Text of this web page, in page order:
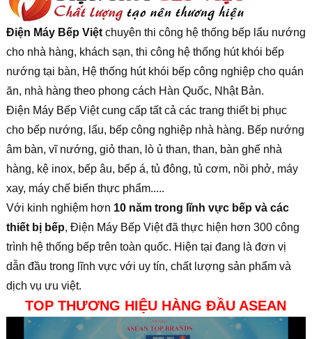
Điện Máy Bếp Việtchuyên thi công hệ thống bếp lẩu nướng
cho nhà hàng, khách sạn, thi công hệ thống hút khói bếp
nướng tại bàn, Hệ thống hút khói bếp công nghiệp cho quán
ăn, nhà hàng theo phong cách Hàn Quốc, Nhật Bản.
Điện Máy Bếp Việt cung cấp tất cả các trang thiết bị phục
cho bếp nướng, lẩu, bếp công nghiệp nhà hàng. Bếp nướng
âm bàn, vĩ nướng, giỏ than, lò ủ than, than, bàn ghế nhà
hàng, kệ inox, bếp âu, bếp á, tủ đông, tủ cơm, nồi phở, máy
xay, máy chế biến thực phẩm.....
Với kinh nghiệm hơn 10 năm trong lĩnh vực bếp và các
thiết bị bếp, Điện Máy Bếp Việt đã thực hiện hơn 300 công
trình hệ thống bếp trên toàn quốc. Hiện tại đang là đơn vị
dẫn đầu trong lĩnh vực với uy tín, chất lượng sản phẩm và
dịch vụ ưu việt.
TOP THƯƠNG HIỆU HÀNG ĐẦU ASEAN